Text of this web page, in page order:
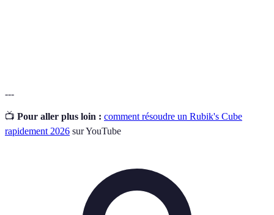
---
📺 Pour aller plus loin : comment résoudre un Rubik's Cube
rapidement 2026 sur YouTube